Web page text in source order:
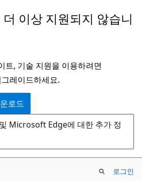
이상 지원되지 않습니
트, 기술 지원을 이용하려면
레이드하세요.
로드
Microsoft Edge에 대한 추가 정
로그인